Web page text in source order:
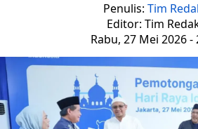
Penulis: Tim
Editor: Tim
Rabu, 27 Mei 2026 -